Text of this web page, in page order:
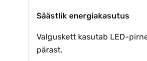
Säästlik energiakasutus
Valguskett kasutab LED-
pärast.